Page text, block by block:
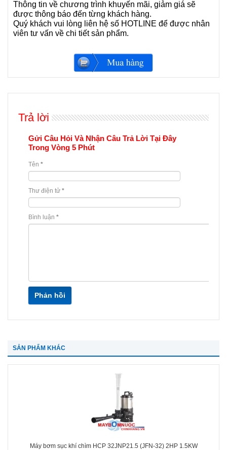
Thông tin về chương trình khuyến mãi, giảm giá sẽ
được thông báo đến từng khách hàng.
Quý khách vui lòng liên hệ số HOTLINE để được nhân
viên tư vấn về chi tiết sản phẩm.
Trả lời
Gửi Câu Hỏi Và Nhận Câu Trả Lời Tại Đây
Trong Vòng 5 Phút
Tên *
Thư điện tử *
Bình luận *
Phản hồi
SẢN PHẨM KHÁC
Máy bơm sục khí chìm HCP 32JNP21.5 (JFN-32) 2HP 1.5KW